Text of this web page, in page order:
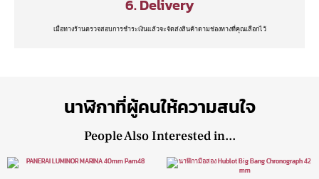
6. Delivery
เมื่อทางร้านตรวจสอบการชำระเงินแล้วจะจัดส่งสินค้าตามช่องทางที่คุณเลือกไว้
นาฬิกาที่ผู้คนให้ความสนใจ
People Also Interested in...